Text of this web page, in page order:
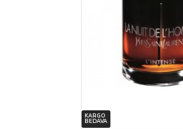
KARGO
BEDAVA